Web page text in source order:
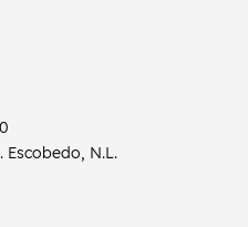
Escobedo, N.L.